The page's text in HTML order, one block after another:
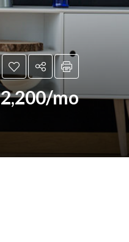
2,200/mo